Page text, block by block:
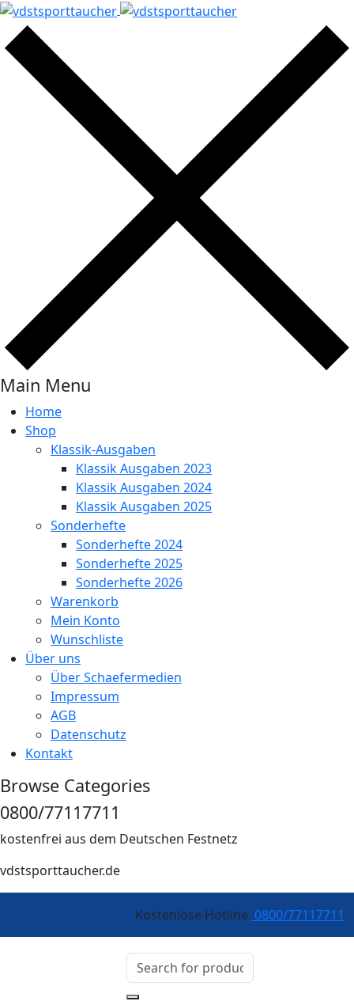
Main Menu
Home
Shop
Klassik-Ausgaben
Klassik Ausgaben 2023
Klassik Ausgaben 2024
Klassik Ausgaben 2025
Sonderhefte
Sonderhefte 2024
Sonderhefte 2025
Sonderhefte 2026
Warenkorb
Mein Konto
Wunschliste
Über uns
Über Schaefermedien
Impressum
AGB
Datenschutz
Kontakt
Browse Categories
0800/77117711
kostenfrei aus dem Deutschen Festnetz
vdstsporttaucher.de
Kostenlose Hotline 0800/77117711